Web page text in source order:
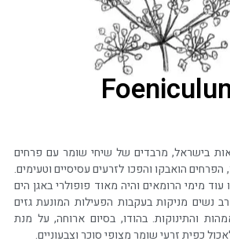
בישראל, מרבדים של שיחי שומר עם פרחים
הפרחים הואבקו והפכו לזרעים עסיסיים וטעימים.
מימי הרומאים והיה מאוד פופולרי באגן הים
נשים מניקות בעקבות הפעילות המונעת גזים
והתינוקות. בהודו, בסיום ארוחה, על מנת
כפית זרעי שומר מצופי סוכר וצבעוניים.